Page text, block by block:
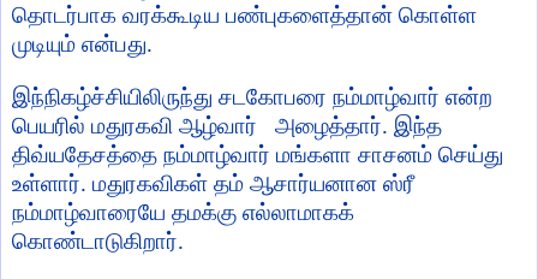
தொடர்பாக வரக்கூடிய பண்புகளைத்தான் கொள்ள
முடியும் என்பது.
இந்நிகழ்ச்சியிலிருந்து சடகோபரை நம்மாழ்வார் என்ற
பெயரில் மதுரகவி ஆழ்வார் அழைத்தார். இந்த
திவ்யதேசத்தை நம்மாழ்வார் மங்களா சாசனம் செய்து
உள்ளார். மதுரகவிகள் தம் ஆசார்யனான ஸ்ரீ
நம்மாழ்வாரையே தமக்கு எல்லாமாகக்
கொண்டாடுகிறார்.